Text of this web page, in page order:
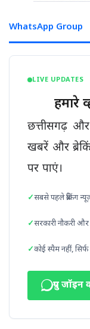
WhatsApp Group
LIVE UPDATES
हमारे
छत्तीसगढ़
खबरें और
पर पाएं।
सबसे पहले ब्रेकिंग
सरकारी नौकरी
कोई स्पैम नहीं,
ग्रुप